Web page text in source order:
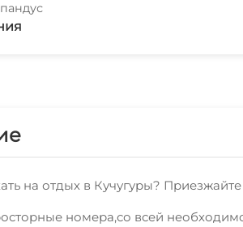
на отдых в Кучугуры?
номера,со всей